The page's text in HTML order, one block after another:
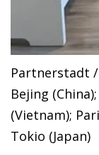
Partnerstadt
Bejing
(Vietnam);
Tokio (Japan)